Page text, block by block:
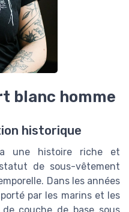
blanc homme
historique
une histoire riche et
de sous-vêtement
Dans les années
par les marins et les